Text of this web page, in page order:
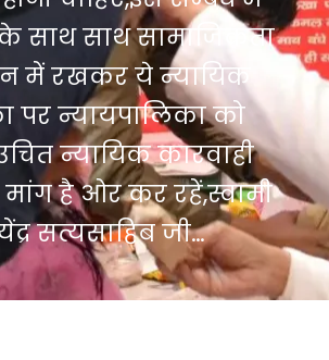
साथ साथ सामाजिकता
में रखकर ये न्यायिक
पर न्यायपालिका को
न्यायिक कारवाही
है ओर कर रहें,स्वामी
सत्यसाहिब जी…